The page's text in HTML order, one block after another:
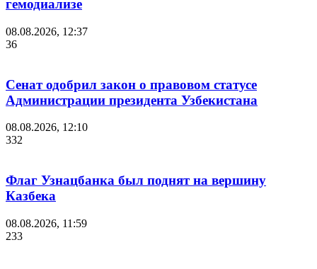
гемодиализе
08.08.2026, 12:37
36
Сенат одобрил закон о правовом статусе
Администрации президента Узбекистана
08.08.2026, 12:10
332
Флаг Узнацбанка был поднят на вершину
Казбека
08.08.2026, 11:59
233